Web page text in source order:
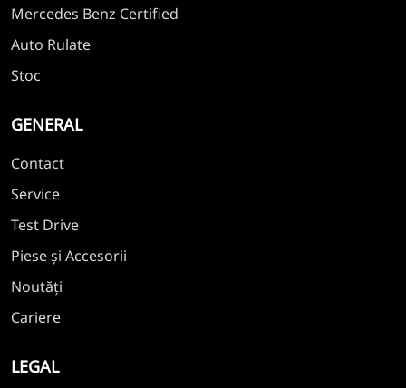
Mercedes Benz Certified
Auto Rulate
Stoc
GENERAL
Contact
Service
Test Drive
Piese și Accesorii
Noutăți
Cariere
LEGAL